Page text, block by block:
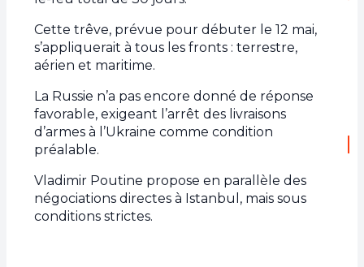
Cette trêve, prévue pour débuter le 12 mai,
s’appliquerait à tous les fronts : terrestre,
aérien et maritime.
La Russie n’a pas encore donné de réponse
favorable, exigeant l’arrêt des livraisons
d’armes à l’Ukraine comme condition
préalable.
Vladimir Poutine propose en parallèle des
négociations directes à Istanbul, mais sous
conditions strictes.